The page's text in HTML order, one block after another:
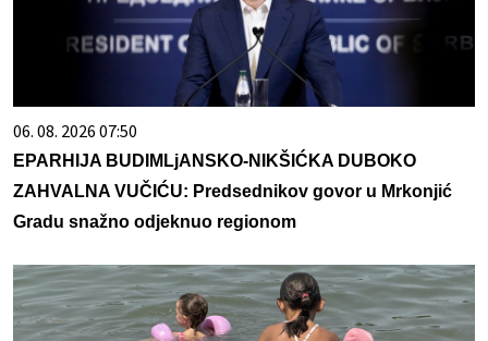
06. 08. 2026 07:50
EPARHIJA BUDIMLjANSKO-NIKŠIĆKA DUBOKO
ZAHVALNA VUČIĆU: Predsednikov govor u Mrkonjić
Gradu snažno odjeknuo regionom